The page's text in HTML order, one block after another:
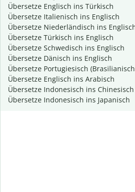
Übersetze Englisch ins Türkisch
Übersetze Italienisch ins Englisch
Übersetze Niederländisch ins
Übersetze Türkisch ins Englisch
Übersetze Schwedisch ins Englisch
Übersetze Dänisch ins Englisch
Übersetze Portugiesisch
Übersetze Englisch ins Arabisch
Übersetze Indonesisch ins
Übersetze Indonesisch ins Japanisch